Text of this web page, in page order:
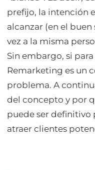
prefijo, la intención
alcanzar (en el
vez a la misma
Sin embargo, si
Remarketing es un
problema. A
del concepto y por
puede ser definitivo
atraer clientes